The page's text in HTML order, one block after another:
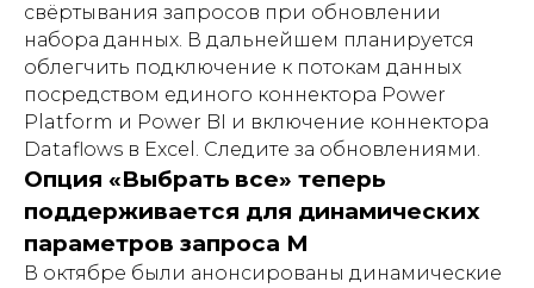
свёртывания запросов при обновлении
набора данных. В дальнейшем планируется
облегчить подключение к потокам данных
посредством единого коннектора Power
Platform и Power BI и включение коннектора
Dataflows в Excel. Следите за обновлениями.
Опция «Выбрать все» теперь
поддерживается для динамических
параметров запроса M
В октябре были анонсированы динамические